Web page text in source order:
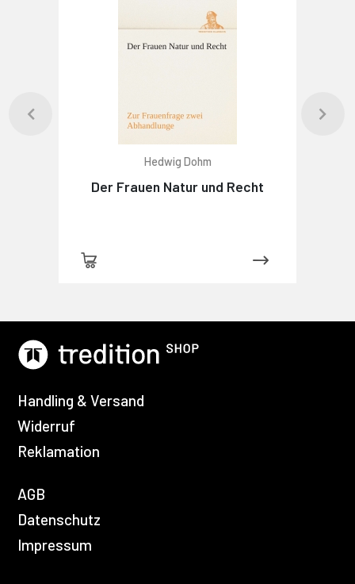
Hedwig Dohm
Der Frauen Natur und Recht
Handling & Versand
Widerruf
Reklamation
AGB
Datenschutz
Impressum